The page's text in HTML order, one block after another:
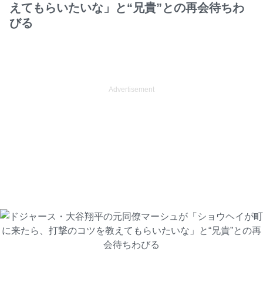
えてもらいたいな」と“兄貴”との再会待ちわ
びる
Advertisement